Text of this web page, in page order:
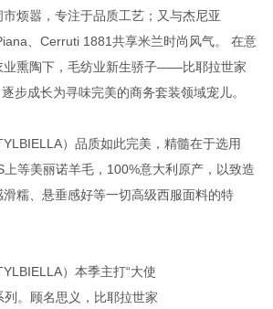
烦嚣，专注于品质工艺；又与杰尼亚
、Cerruti 1881共享米兰时尚风气。 在意
业熏陶下，毛纺业新生骄子——比耶拉世家
步成长为寻味完美的商务套装领域宠儿。
）品质如此完美，精髓在于选用
上等美丽诺羊毛，100%意大利原产，以致造
糯、悬垂感好等一切高级西服面料的特
）本季主打“大使
列。顾名思义，比耶拉世家